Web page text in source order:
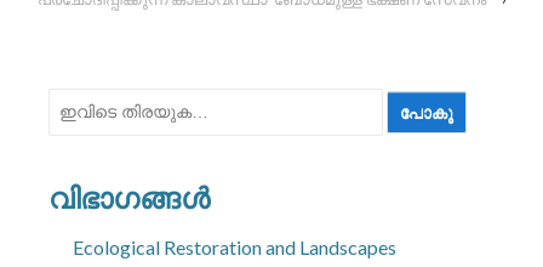
ഇതിനായി
വിഭാഗങ്ങൾ
Ecological Restoration and Landscapes